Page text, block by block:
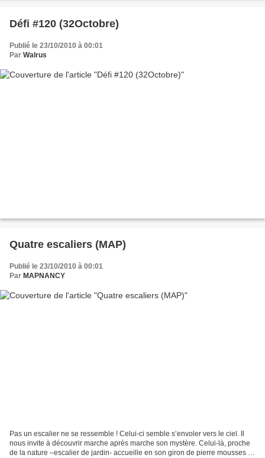
Défi #120 (32Octobre)
Publié le 23/10/2010 à 00:01
Par Walrus
Quatre escaliers (MAP)
Publié le 23/10/2010 à 00:01
Par MAPNANCY
Pas un escalier ne se ressemble ! Celui-ci semble s’envoler vers le ciel. Il
nous invite à découvrir marche après marche son mystère. Celui-là, proche
de la nature –escalier de jardin- accueille en son giron de pierre mousses et